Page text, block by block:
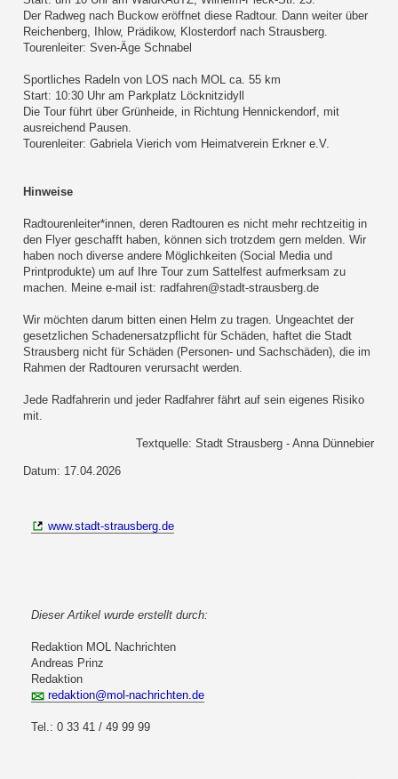
Der Radweg nach Buckow eröffnet diese Radtour. Dann weiter über
Reichenberg, Ihlow, Prädikow, Klosterdorf nach Strausberg.
Tourenleiter: Sven-Äge Schnabel
Sportliches Radeln von LOS nach MOL ca. 55 km
Start: 10:30 Uhr am Parkplatz Löcknitzidyll
Die Tour führt über Grünheide, in Richtung Hennickendorf, mit
ausreichend Pausen.
Tourenleiter: Gabriela Vierich vom Heimatverein Erkner e.V.
Hinweise
Radtourenleiter*innen, deren Radtouren es nicht mehr rechtzeitig in
den Flyer geschafft haben, können sich trotzdem gern melden. Wir
haben noch diverse andere Möglichkeiten (Social Media und
Printprodukte) um auf Ihre Tour zum Sattelfest aufmerksam zu
machen. Meine e-mail ist: radfahren@stadt-strausberg.de
Wir möchten darum bitten einen Helm zu tragen. Ungeachtet der
gesetzlichen Schadenersatzpflicht für Schäden, haftet die Stadt
Strausberg nicht für Schäden (Personen- und Sachschäden), die im
Rahmen der Radtouren verursacht werden.
Jede Radfahrerin und jeder Radfahrer fährt auf sein eigenes Risiko
mit.
Textquelle: Stadt Strausberg - Anna Dünnebier
Datum: 17.04.2026
www.stadt-strausberg.de
Dieser Artikel wurde erstellt durch:
Redaktion MOL Nachrichten
Andreas Prinz
Redaktion
redaktion@mol-nachrichten.de
Tel.: 0 33 41 / 49 99 99